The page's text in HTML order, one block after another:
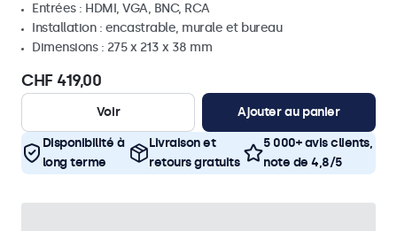
Entrées : HDMI, VGA, BNC, RCA
Installation : encastrable, murale et bureau
Dimensions : 275 x 213 x 38 mm
CHF 419,00
Voir Ajouter au panier
Disponibilité à
long terme
Livraison et
retours gratuits
5 000+ avis clients,
note de 4,8/5